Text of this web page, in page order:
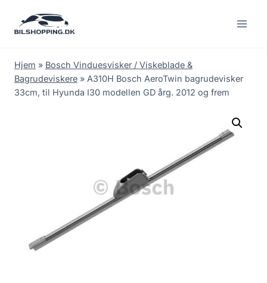
Hjem » Bosch Vinduesvisker / Viskeblade &
Bagrudeviskere » A310H Bosch AeroTwin bagrudevisker
33cm, til Hyunda I30 modellen GD årg. 2012 og frem